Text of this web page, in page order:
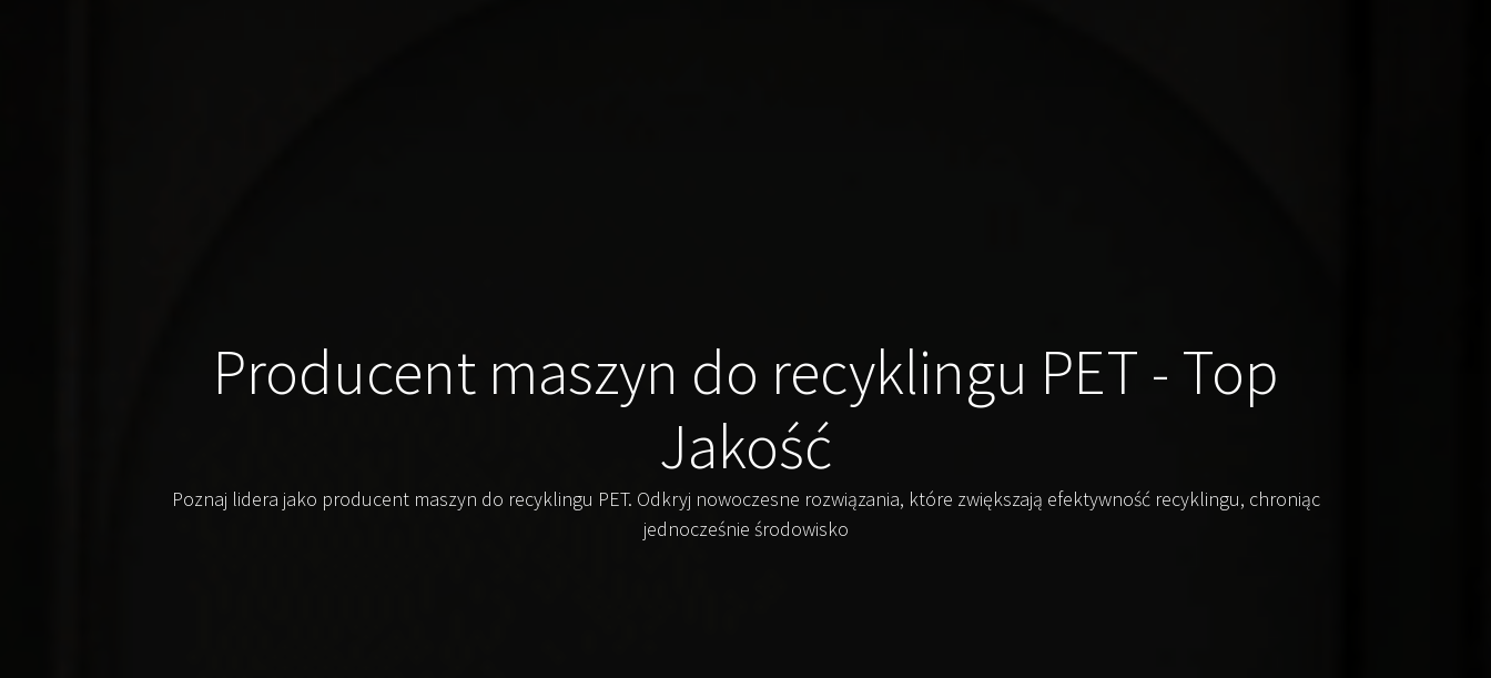
Producent maszyn do recyklingu PET - Top
Jakość
Poznaj lidera jako producent maszyn do recyklingu PET. Odkryj nowoczesne rozwiązania, które zwiększają efektywność recyklingu, chroniąc
jednocześnie środowisko